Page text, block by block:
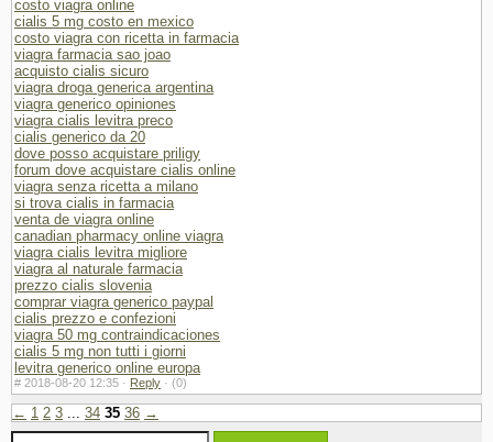
costo viagra online
cialis 5 mg costo en mexico
costo viagra con ricetta in farmacia
viagra farmacia sao joao
acquisto cialis sicuro
viagra droga generica argentina
viagra generico opiniones
viagra cialis levitra preco
cialis generico da 20
dove posso acquistare priligy
forum dove acquistare cialis online
viagra senza ricetta a milano
si trova cialis in farmacia
venta de viagra online
canadian pharmacy online viagra
viagra cialis levitra migliore
viagra al naturale farmacia
prezzo cialis slovenia
comprar viagra generico paypal
cialis prezzo e confezioni
viagra 50 mg contraindicaciones
cialis 5 mg non tutti i giorni
levitra generico online europa
# 2018-08-20 12:35 · Reply · (0)
← 1 2 3 ... 34 35 36 →